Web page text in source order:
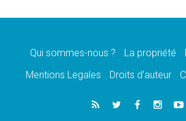
07.08.2026
07.08.2026
lancement des «dix jours de
06.08.2026
Préparatifs des JMJ 2027 à
Qui sommes-nous ? La propriété
Mentions Legales
Droits d’auteur